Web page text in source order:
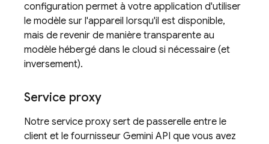
configuration permet à votre application d'utiliser
le modèle sur l'appareil lorsqu'il est disponible,
mais de revenir de manière transparente au
modèle hébergé dans le cloud si nécessaire (et
inversement).
Service proxy
Notre service proxy sert de passerelle entre le
client et le fournisseur Gemini API que vous avez